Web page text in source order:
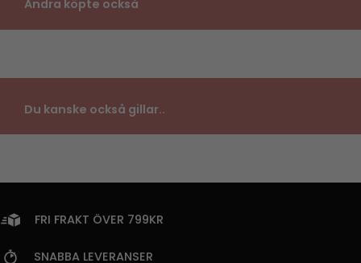
Andra köpte också
Du kanske också gillar..
FRI FRAKT ÖVER 799KR
SNABBA LEVERANSER